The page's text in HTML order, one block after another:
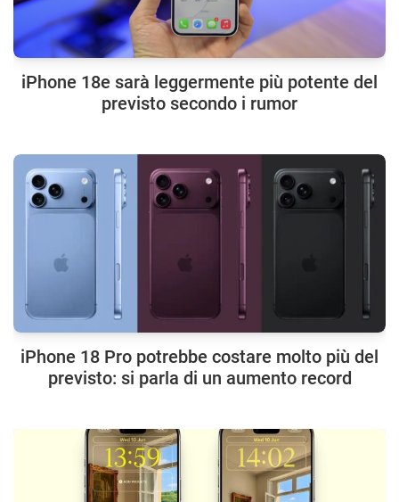
iPhone 18e sarà leggermente più potente del
previsto secondo i rumor
iPhone 18 Pro potrebbe costare molto più del
previsto: si parla di un aumento record